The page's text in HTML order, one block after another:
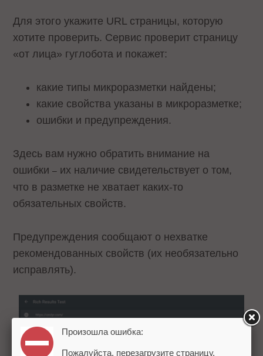
Для этого укажите URL страницы, которую
хотите проверить. Сервис проверит страницу
«от лица» гуглобота и покажет:
какие типы микроразметки найдены;
какие свойства указаны в микроразметке;
ошибки и предупреждения.
Здесь вам нужно обратить внимание на
ошибки– их наличие свидетельствует о том,
что в разметке не хватает каких-то
обязательных свойств.
Предупреждения сообщают о нехватке
рекомендованных свойств (их необязательно
исправлять).
Произошла ошибка:
Пожалуйста, перезагрузите страницу.